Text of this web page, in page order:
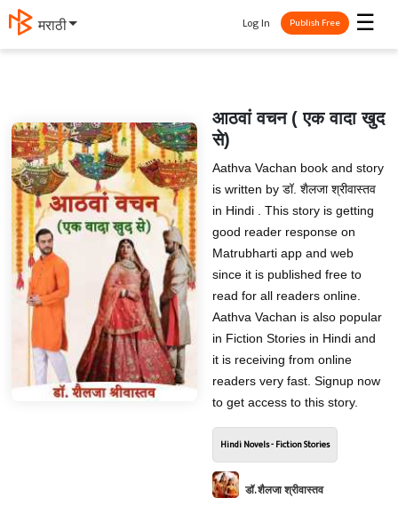
मराठी ☰
Log In Publish Free
आठवां वचन ( एक वादा खुद
से)
Aathva Vachan book and story
is written by डॉ. शैलजा श्रीवास्तव
in Hindi . This story is getting
good reader response on
Matrubharti app and web
since it is published free to
read for all readers online.
Aathva Vachan is also popular
in Fiction Stories in Hindi and
it is receiving from online
readers very fast. Signup now
to get access to this story.
Hindi Novels - Fiction Stories
डॉ. शैलजा श्रीवास्तव